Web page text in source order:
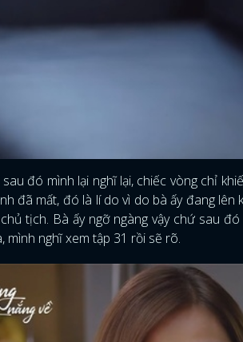
đó mình lại nghĩ lại, chiếc vòng chỉ
đã mất, đó là lí do vì do bà ấy đang
tịch. Bà ấy ngỡ ngàng vậy chứ sau
mình nghĩ xem tập 31 rồi sẽ rõ.